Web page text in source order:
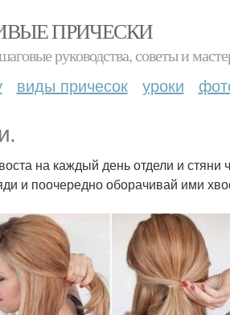
ПРИЧЕСКИ
руководства, советы и
виды причесок уроки
на каждый день отдели и
и поочередно оборачивай ими